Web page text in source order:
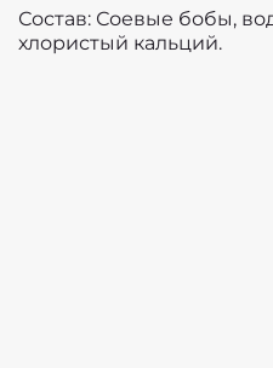
Состав: Соевые бобы,
хлористый кальций.